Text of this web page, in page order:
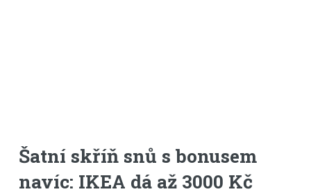
Šatní skříň snů s bonusem
navíc: IKEA dá až 3000 Kč